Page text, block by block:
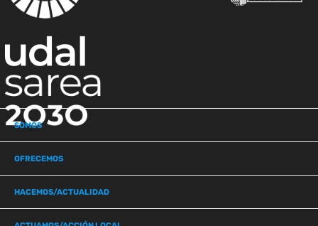
SOMOS
OFRECEMOS
HACEMOS/ACTUALIDAD